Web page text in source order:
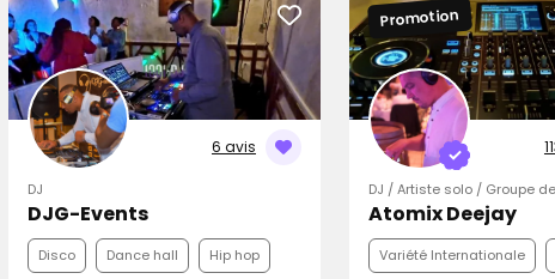
6 avis
DJ
DJG-Events
Disco Dance hall Hip hop
Promotion
DJ / Artiste solo / Groupe
Atomix Deejay
Variété Internationale